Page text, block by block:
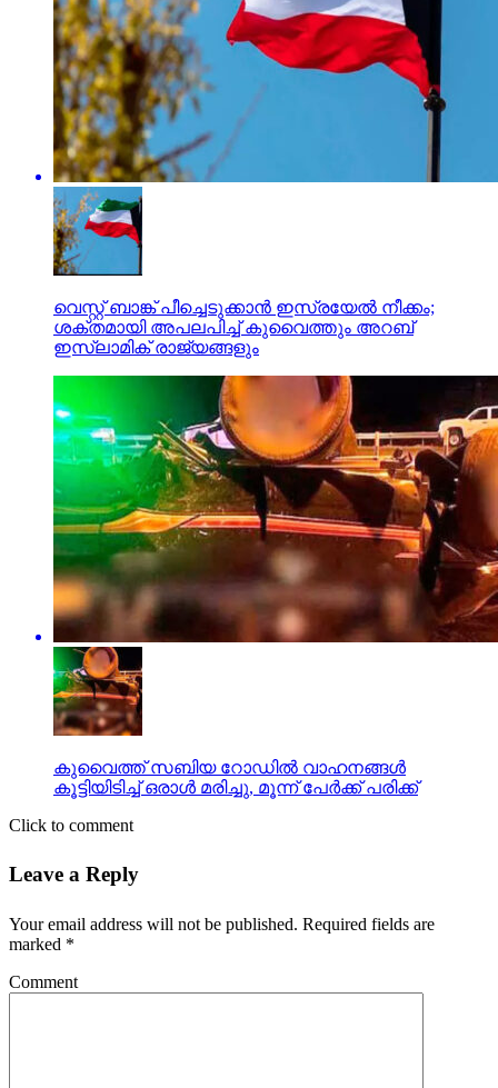
വെസ്റ്റ് ബാങ്ക് പീച്ചെടുക്കാന്‍ ഇസ്രയേല്‍ നീക്കം;
ശക്തമായി അപലപിച്ച് കുവൈത്തും അറബ്
ഇസ്ലാമിക് രാജ്യങ്ങളും
കുവൈത്ത് സബിയ റോഡില്‍ വാഹനങ്ങള്‍
കൂട്ടിയിടിച്ച് ഒരാള്‍ മരിച്ചു, മൂന്ന് പേര്‍ക്ക് പരിക്ക്
Click to comment
Leave a Reply
Your email address will not be published. Required fields are
marked *
Comment